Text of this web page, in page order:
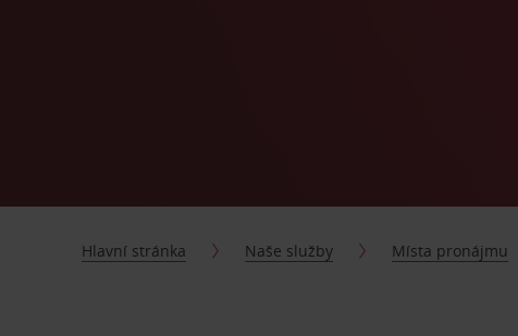
Hlavní stránka Naše služby Místa pronájmu